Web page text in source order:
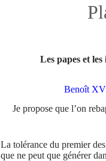
Les papes et
Benoît
Je propose que l’on
La tolérance du premier
que ne peut que générer